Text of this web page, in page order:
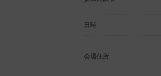
日時
会場住所